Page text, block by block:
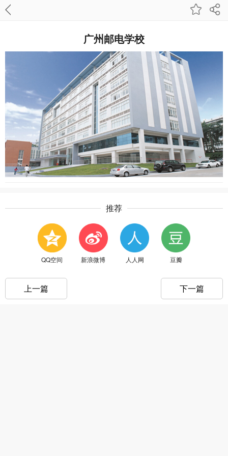
广州邮电学校
推荐
QQ空间 新浪微博 人人网 豆瓣
上一篇 下一篇